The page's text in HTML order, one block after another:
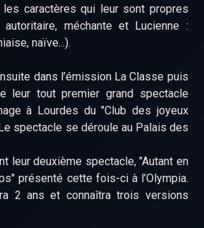
les caractères qui leur sont propres
méchante et Lucienne :
naïve...).
dans l’émission La Classe puis
leur tout premier grand spectacle
à Lourdes du "Club des joyeux
spectacle se déroule au Palais des
leur deuxième spectacle, "Autant en
présenté cette fois-ci à l’Olympia.
2 ans et connaîtra trois versions